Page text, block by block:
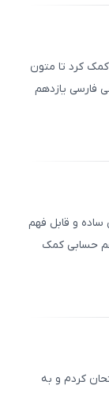
کرد تا متون
فارسی یازدهم
و قابل فهم
حسابی کمک
کردم و به